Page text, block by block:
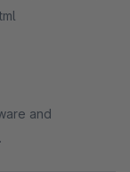
and